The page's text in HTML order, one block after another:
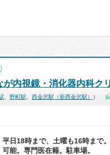
内視鏡・消化器内科ク
野町駅 西金沢駅（新西金沢駅） ）
平日18時まで、土曜も16時まで
可能。専門医在籍。駐車場。